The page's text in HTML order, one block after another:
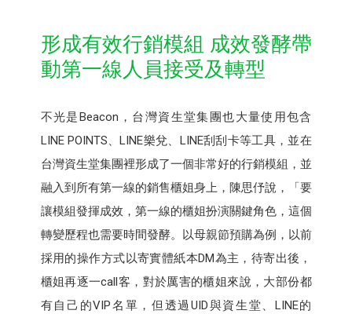
形成有效行銷模組 成效發酵帶
動第一線人員接受及轉型
不光是Beacon，台灣資生堂集團也大量使用包含
LINE POINTS、LINE樂兌、LINE刮刮卡等工具，並在
台灣資生堂集團裡形成了一個非常好的行銷模組，並
融入到所有第一線的銷售櫃姐身上，陳思伃說，「要
讓模組發揮成效，第一線的櫃姐扮演關鍵角色，這個
轉變歷程也需要時間發酵。以母親節預購為例，以前
採用的操作方式以寄實體紙本DM為主，待寄出後，
櫃姐再逐一call客，對於厲害的櫃姐來說，大部份都
有自己的VIP名單，但透過UID與資生堂、LINE的